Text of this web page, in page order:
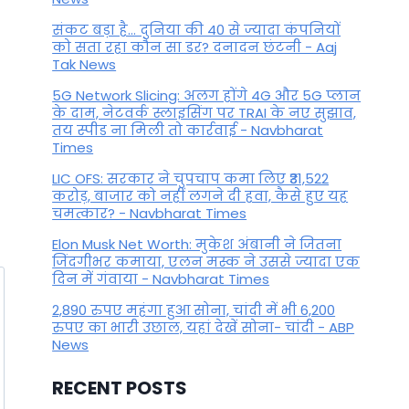
संकट बड़ा है... दुनिया की 40 से ज्यादा कंपनियों
को सता रहा कौन सा डर? दनादन छंटनी - Aaj
Tak News
5G Network Slicing: अलग होंगे 4G और 5G प्लान
के दाम, नेटवर्क स्लाइसिंग पर TRAI के नए सुझाव,
तय स्पीड ना मिली तो कार्रवाई - Navbharat
Times
LIC OFS: सरकार ने चुपचाप कमा लिए ₹31,522
करोड़, बाजार को नहीं लगने दी हवा, कैसे हुए यह
चमत्कार? - Navbharat Times
Elon Musk Net Worth: मुकेश अंबानी ने जितना
जिंदगीभर कमाया, एलन मस्क ने उससे ज्यादा एक
दिन में गंवाया - Navbharat Times
2,890 रुपए महंगा हुआ सोना, चांदी में भी 6,200
रुपए का भारी उछाल, यहां देखें सोना- चांदी - ABP
News
RECENT POSTS